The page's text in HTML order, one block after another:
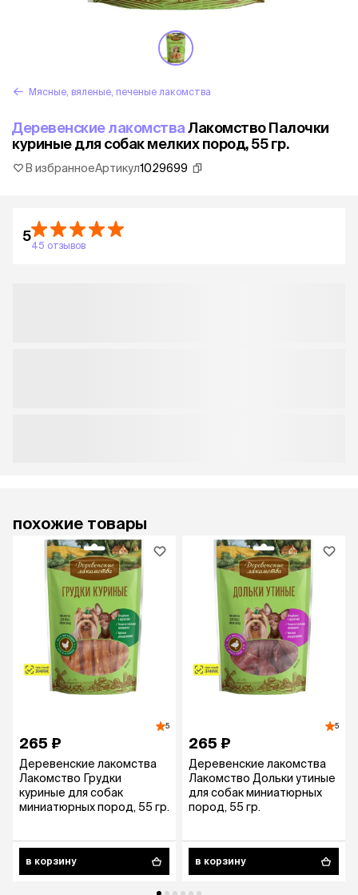
Мясные, вяленые, печеные лакомства
Деревенские лакомстваЛакомство Палочки
куриные для собак мелких пород, 55 гр.
В избранноеАртикул1029699
5
45 отзывов
похожие товары
5
265 ₽
Деревенские лакомства
Лакомство Грудки
куриные для собак
миниатюрных пород, 55 гр.
в корзину
5
265 ₽
Деревенские лакомства
Лакомство Дольки утиные
для собак миниатюрных
пород, 55 гр.
в корзину